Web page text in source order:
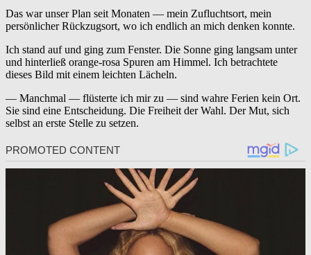
Das war unser Plan seit Monaten — mein Zufluchtsort, mein
persönlicher Rückzugsort, wo ich endlich an mich denken konnte.
Ich stand auf und ging zum Fenster. Die Sonne ging langsam unter
und hinterließ orange-rosa Spuren am Himmel. Ich betrachtete
dieses Bild mit einem leichten Lächeln.
— Manchmal — flüsterte ich mir zu — sind wahre Ferien kein Ort.
Sie sind eine Entscheidung. Die Freiheit der Wahl. Der Mut, sich
selbst an erste Stelle zu setzen.